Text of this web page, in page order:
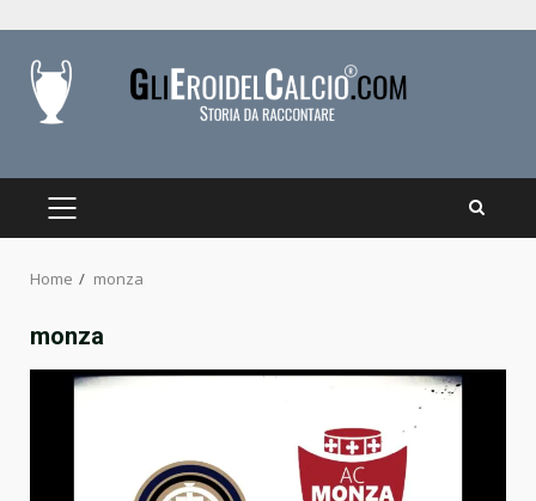
content
PRIMARY
Home monza
monza